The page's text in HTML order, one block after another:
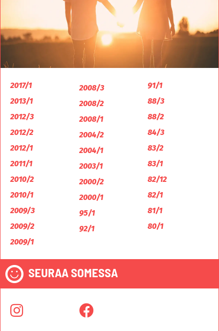
2017/1
2013/1
2012/3
2012/2
2012/1
2011/1
2010/2
2010/1
2009/3
2009/2
2009/1
2008/3
2008/2
2008/1
2004/2
2004/1
2003/1
2000/2
2000/1
95/1
92/1
91/1
88/3
88/2
84/3
83/2
83/1
82/12
82/1
81/1
80/1
SEURAA SOMESSA